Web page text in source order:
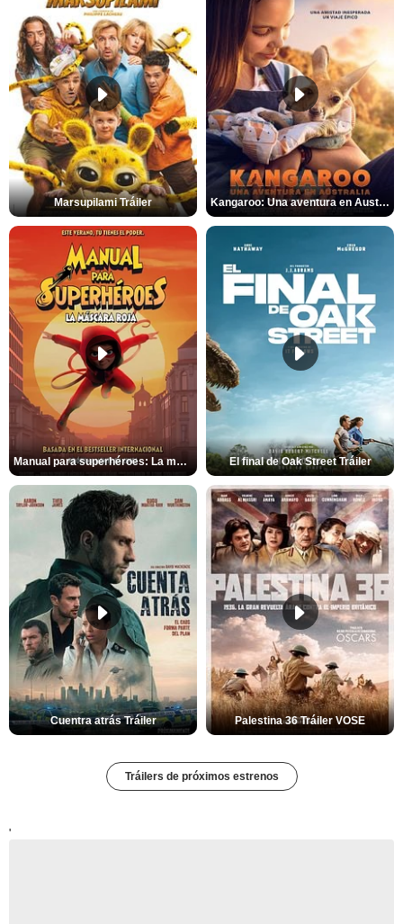
Marsupilami Tráiler Kangaroo: Una aventura en Australia Tráiler
Manual para superhéroes: La máscara roja Tráiler El final de Oak Street Tráiler
Cuentra atrás Tráiler Palestina 36 Tráiler VOSE
Tráilers de próximos estrenos
'